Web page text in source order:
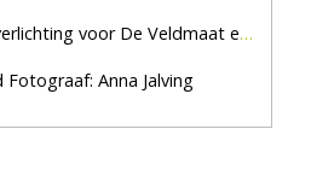
voor De Veldmaat en De Pas
Anna Jalving